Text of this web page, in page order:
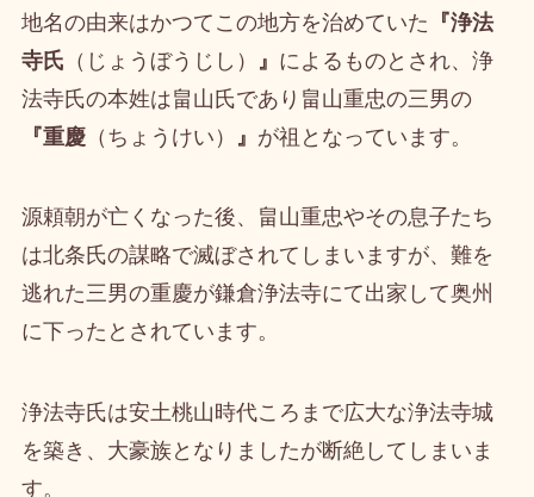
地名の由来はかつてこの地方を治めていた 『浄法
寺氏 （じょうぼうじし） 』 によるものとされ、浄
法寺氏の本姓は畠山氏であり畠山重忠の三男の
『重慶（ちょうけい） 』 が祖となっています。
源頼朝が亡くなった後、畠山重忠やその息子たち
は北条氏の謀略で滅ぼされてしまいますが、難を
逃れた三男の重慶が鎌倉浄法寺にて出家して奥州
に下ったとされています。
浄法寺氏は安土桃山時代ころまで広大な浄法寺城
を築き、大豪族となりましたが断絶してしまいま
す。